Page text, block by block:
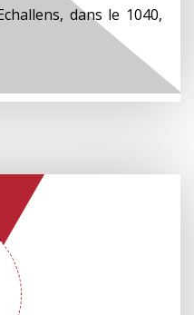
dans le 1040,